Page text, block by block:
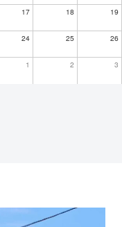
17 18 19
24 25 26
1 2 3